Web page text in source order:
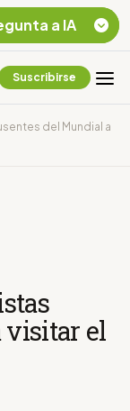
Suscribirse
del Mundial a
visitar el
a IA
Ecuador